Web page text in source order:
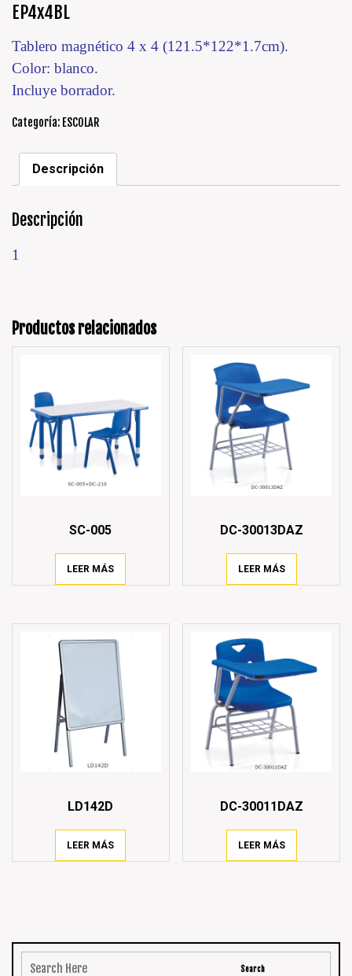
EP4x4BL
Tablero magnético 4 x 4 (121.5*122*1.7cm).
Color: blanco.
Incluye borrador.
Categoría: ESCOLAR
Descripción
Descripción
1
Productos relacionados
SC-005
LEER MÁS
DC-30013DAZ
LEER MÁS
LD142D
LEER MÁS
DC-30011DAZ
LEER MÁS